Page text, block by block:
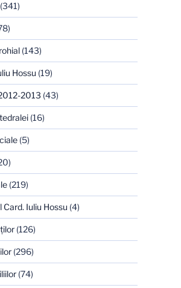
(143)
Hossu (19)
2013 (43)
(16)
(5)
(219)
Iuliu Hossu (4)
(126)
(296)
(74)